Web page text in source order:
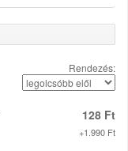
Rendezés:
128 Ft
+1.990 Ft